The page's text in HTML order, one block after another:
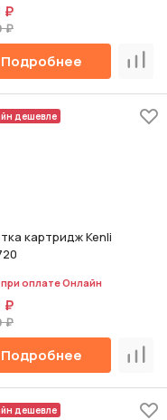
₽
₽
Подробнее
дешевле
картридж Kenli
оплате Онлайн
₽
₽
Подробнее
дешевле